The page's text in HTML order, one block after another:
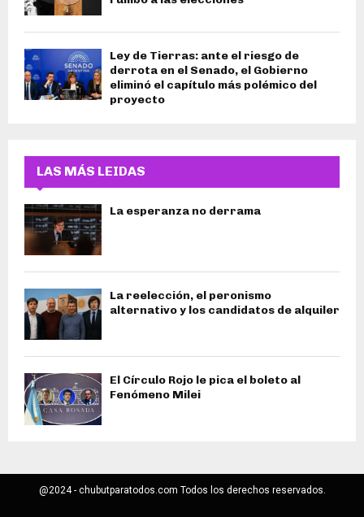
Ley de Tierras: ante el riesgo de
derrota en el Senado, el Gobierno
eliminó el capítulo más polémico del
proyecto
LAS MÁS LEIDAS
La esperanza no derrama
La reelección, el peronismo
alternativo y los candidatos de alquiler
El Círculo Rojo le pica el boleto al
Fenómeno Milei
@2024 - chubutparatodos.com Todos los derechos reservados.